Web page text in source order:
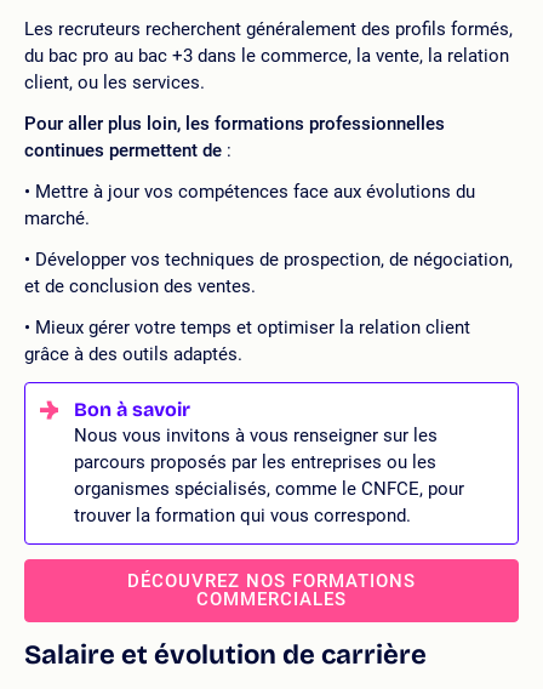
Les recruteurs recherchent généralement des profils formés,
du bac pro au bac +3 dans le commerce, la vente, la relation
client, ou les services.
Pour aller plus loin, les formations professionnelles
continues permettent de :
Mettre à jour vos compétences face aux évolutions du
marché.
Développer vos techniques de prospection, de négociation,
et de conclusion des ventes.
Mieux gérer votre temps et optimiser la relation client
grâce à des outils adaptés.
Nous vous invitons à vous renseigner sur les
parcours proposés par les entreprises ou les
organismes spécialisés, comme le CNFCE, pour
trouver la formation qui vous correspond.
DÉCOUVREZ NOS FORMATIONS
COMMERCIALES
Salaire et évolution de carrière